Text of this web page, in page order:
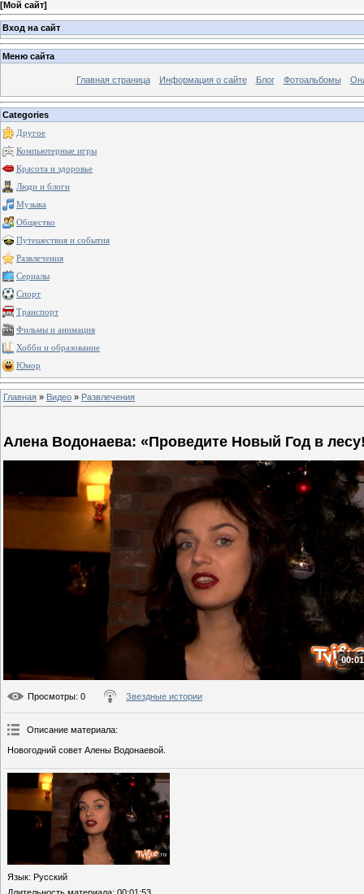
[Мой сайт]
Вход на сайт
Меню сайта
Главная страница Информация о сайте Блог Фотоальбомы
Categories
Другое
Компьютерные игры
Красота и здоровье
Люди и блоги
Музыка
Общество
Путешествия и события
Развлечения
Сериалы
Спорт
Транспорт
Фильмы и анимация
Хобби и образование
Юмор
Главная » Видео » Развлечения
Алена Водонаева: «Проведите Новый Год в
Просмотры: 0 Звездные истории
Описание материала:
Новогодний совет Алены Водонаевой.
Язык: Русский